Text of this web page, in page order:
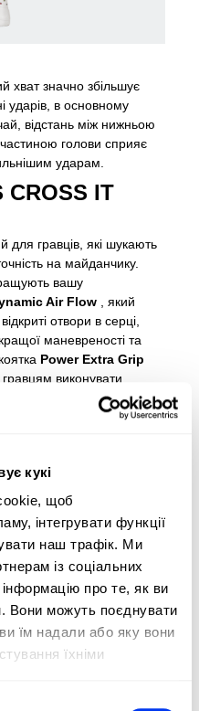
кукі
щоб
інтегрувати функції
наш трафік. Ми
із соціальних
про те, як ви
Вони можуть поєднувати
їм надали або яку вони
їхніми
хват значно збільшує
ударів, в основному
відстань між нижньою
голови сприяє
ударам.
IT
гравців, які шукають
на майданчику.
вашу
Air Flow , який
отвори в серці,
маневреності та
Power Extra Grip
виконувати
Розташуванняз 11
центральними
Spin Blade Mold
максимізуючи
обертових ударів.
EVA з високою
ідеальний баланс між
вибухову силу гравцям